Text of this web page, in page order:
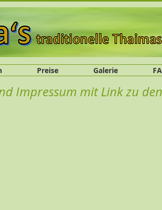
Preise Galerie
Impressum mit Link zu